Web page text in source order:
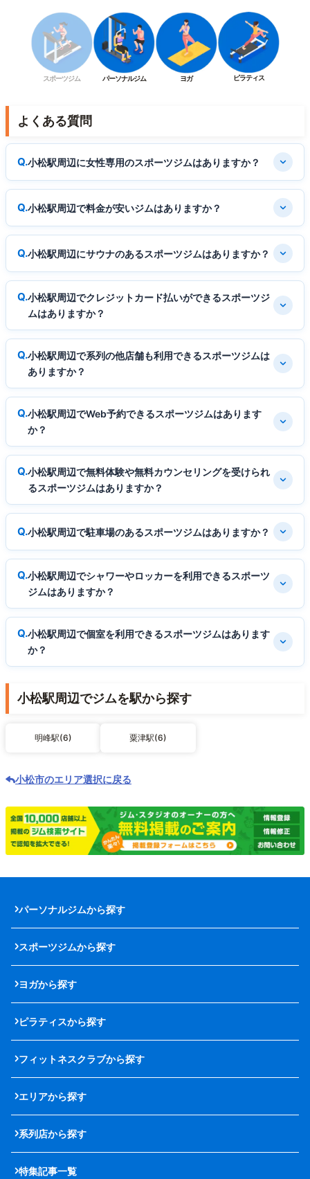
スポーツジム パーソナルジム ヨガ ピラティス
よくある質問
小松駅周辺に女性専用のスポーツジムはありますか？
小松駅周辺で料金が安いジムはありますか？
小松駅周辺にサウナのあるスポーツジムはありますか？
小松駅周辺でクレジットカード払いができるスポーツジ
ムはありますか？
小松駅周辺で系列の他店舗も利用できるスポーツジムは
ありますか？
小松駅周辺でWeb予約できるスポーツジムはあります
か？
小松駅周辺で無料体験や無料カウンセリングを受けられ
るスポーツジムはありますか？
小松駅周辺で駐車場のあるスポーツジムはありますか？
小松駅周辺でシャワーやロッカーを利用できるスポーツ
ジムはありますか？
小松駅周辺で個室を利用できるスポーツジムはあります
か？
小松駅周辺でジムを駅から探す
明峰駅(6) 粟津駅(6)
小松市のエリア選択に戻る
パーソナルジムから探す
スポーツジムから探す
ヨガから探す
ピラティスから探す
フィットネスクラブから探す
エリアから探す
系列店から探す
特集記事一覧